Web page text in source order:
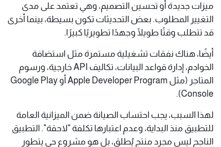
ميزات جديدة أو تحسين التصميم، وهي تعتمد على مدى
التغيير المطلوب. بعض التحديثات تكون بسيطة، بينما أخرى
قد تتطلب وقتًا طويلًا وجهدًا تطويريًا كبيرًا.
أيضًا، هناك نفقات تشغيلية مستمرة مثل استضافة
الخوادم، إدارة قواعد البيانات، تكاليف API خارجية، ورسوم
المتاجر (مثل Apple Developer Program أو Google Play
Console).
لهذا السبب، يجب احتساب الصيانة ضمن الميزانية العامة
للتطبيق منذ البداية، وعدم اعتبارها تكلفة "لاحقة". التطبيق
الناجح ليس مجرد منتج يُطلق، بل هو مشروع حي يتطور